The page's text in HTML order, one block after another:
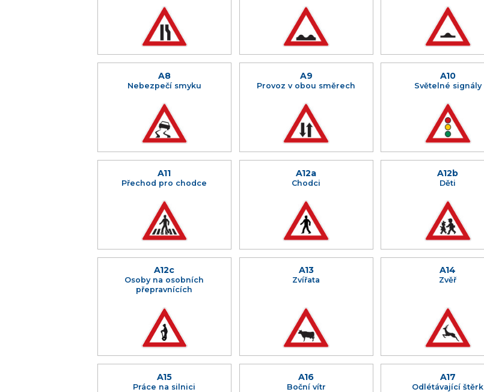
A8
Nebezpečí smyku
A9
Provoz v obou směrech
A10
Světelné signály
A11
Přechod pro chodce
A12a
Chodci
A12b
Děti
A12c
Osoby na osobních
přepravnících
A13
Zvířata
A14
Zvěř
A15
Práce na silnici
A16
Boční vítr
A17
Odlétávající štěrk